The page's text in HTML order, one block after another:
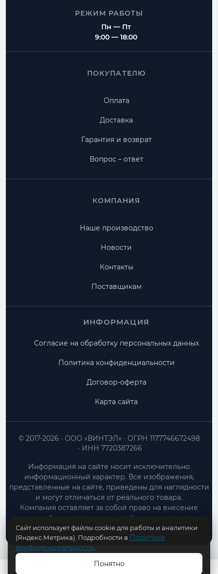
РЕЖИМ РАБОТЫ
Пн — Пт
9:00 — 18:00
ПОКУПАТЕЛЮ
Оплата
Доставка
Гарантия и возврат
Вопрос – ответ
КОМПАНИЯ
Наше производство
Новости
Контакты
Поставщикам
ИНФОРМАЦИЯ
Согласие на обработку персональных данных
Политика конфиденциальности
Договор-оферта
Карта сайта
ООО «ВИНТЭЛ»
ОГРН 1177746672498
ИНН 7720387266
© 2017-2026
Информация на сайте носит исключительно
информационный характер. Все изображения,
представленные на сайте, приведены для наглядности
и могут отличаться от реального товара.
Компания оставляет за собой право на внесение
изменений в конструкцию, дизайн и характеристики
товара без предварительного уведомления.
Сайт использует файлы cookie для работы и аналитики
(Яндекс.Метрика). Подробности в Политике
конфиденциальности
Понятно